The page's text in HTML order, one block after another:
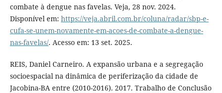
combate à dengue nas favelas. Veja, 28 nov. 2024.
Disponível em: https://veja.abril.com.br/coluna/radar/sbp-e-
cufa-se-unem-novamente-em-acoes-de-combate-a-dengue-
nas-favelas/. Acesso em: 13 set. 2025.
REIS, Daniel Carneiro. A expansão urbana e a segregação
socioespacial na dinâmica de periferização da cidade de
Jacobina-BA entre (2010-2016). 2017. Trabalho de Conclusão